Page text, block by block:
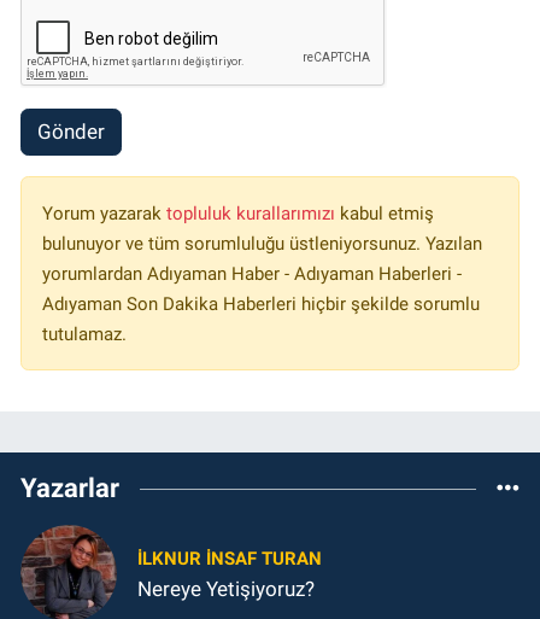
Gönder
Yorum yazarak topluluk kurallarımızı kabul etmiş
bulunuyor ve tüm sorumluluğu üstleniyorsunuz. Yazılan
yorumlardan Adıyaman Haber - Adıyaman Haberleri -
Adıyaman Son Dakika Haberleri hiçbir şekilde sorumlu
tutulamaz.
Yazarlar
İLKNUR İNSAF TURAN
Nereye Yetişiyoruz?